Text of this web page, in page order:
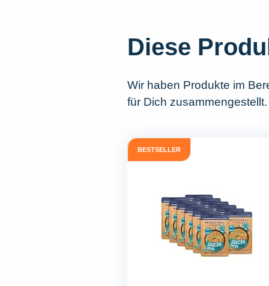
Diese
Wir haben Produkte im
für Dich
BESTSELLER